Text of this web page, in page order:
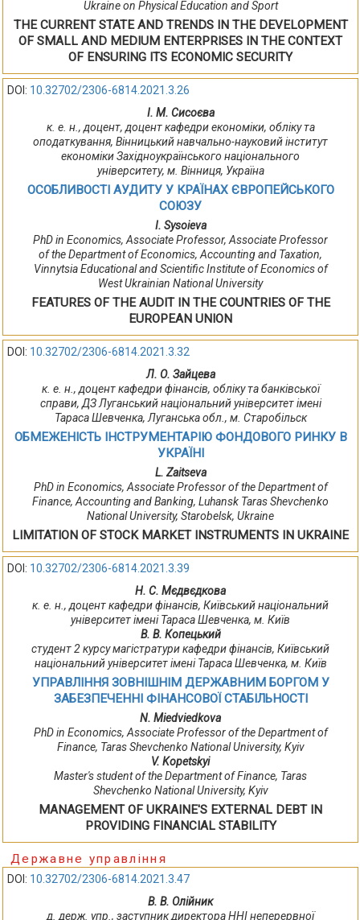
Ukraine on Physical Education and Sport
THE CURRENT STATE AND TRENDS IN THE DEVELOPMENT
OF SMALL AND MEDIUM ENTERPRISES IN THE CONTEXT
OF ENSURING ITS ECONOMIC SECURITY
DOI: 10.32702/2306-6814.2021.3.26
І. М. Сисоєва
к. е. н., доцент, доцент кафедри економіки, обліку та
оподаткування, Вінницький навчально-науковий інститут
економіки Західноукраїнського національного
університету, м. Вінниця, Україна
ОСОБЛИВОСТІ АУДИТУ У КРАЇНАХ ЄВРОПЕЙСЬКОГО
СОЮЗУ
I. Sysoieva
PhD in Economics, Associate Professor, Associate Professor
of the Department of Economics, Accounting and Taxation,
Vinnytsia Educational and Scientific Institute of Economics of
West Ukrainian National University
FEATURES OF THE AUDIT IN THE COUNTRIES OF THE
EUROPEAN UNION
DOI: 10.32702/2306-6814.2021.3.32
Л. О. Зайцева
к. е. н., доцент кафедри фінансів, обліку та банківської
справи, ДЗ Луганський національний університет імені
Тараса Шевченка, Луганська обл., м. Старобільск
ОБМЕЖЕНІСТЬ ІНСТРУМЕНТАРІЮ ФОНДОВОГО РИНКУ В
УКРАЇНІ
L. Zaitseva
PhD in Economics, Associate Professor of the Department of
Finance, Accounting and Banking, Luhansk Taras Shevchenko
National University, Starobelsk, Ukraine
LIMITATION OF STOCK MARKET INSTRUMENTS IN UKRAINE
DOI: 10.32702/2306-6814.2021.3.39
Н. С. Мєдвєдкова
к. е. н., доцент кафедри фінансів, Київський національний
університет імені Тараса Шевченка, м. Київ
В. В. Копецький
студент 2 курсу магістратури кафедри фінансів, Київський
національний університет імені Тараса Шевченка, м. Київ
УПРАВЛІННЯ ЗОВНІШНІМ ДЕРЖАВНИМ БОРГОМ У
ЗАБЕЗПЕЧЕННІ ФІНАНСОВОЇ СТАБІЛЬНОСТІ
N. Miedviedkova
PhD in Economics, Associate Professor of the Department of
Finance, Taras Shevchenko National University, Kyiv
V. Kopetskyi
Master's student of the Department of Finance, Taras
Shevchenko National University, Kyiv
MANAGEMENT OF UKRAINE'S EXTERNAL DEBT IN
PROVIDING FINANCIAL STABILITY
Державне управління
DOI: 10.32702/2306-6814.2021.3.47
В. В. Олійник
д. держ. упр., заступник директора ННІ неперервної